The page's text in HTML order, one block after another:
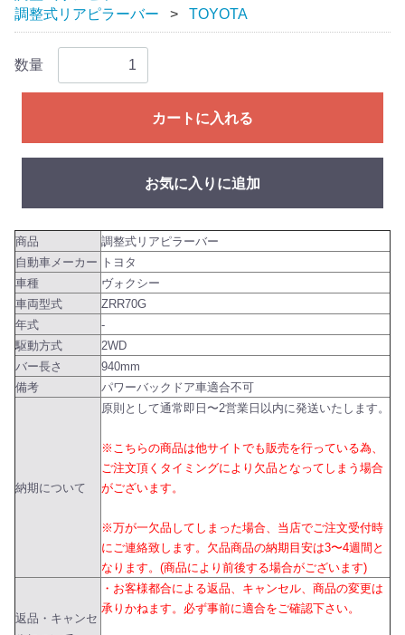
調整式リアピラーバー
TOYOTA
数量
カートに入れる
お気に入りに追加
商品
調整式リアピラーバー
自動車メーカー トヨタ
車種
ヴォクシー
車両型式
ZRR70G
年式
-
駆動方式
2WD
バー長さ
940mm
備考
パワーバックドア車適合不可
納期について
原則として通常即日〜2営業日以内に発送いたします。
※こちらの商品は他サイトでも販売を行っている為、
ご注文頂くタイミングにより欠品となってしまう場合
がございます。
※万が一欠品してしまった場合、当店でご注文受付時
にご連絡致します。欠品商品の納期目安は3〜4週間と
なります。(商品により前後する場合がございます)
返品・キャンセ
・お客様都合による返品、キャンセル、商品の変更は
承りかねます。必ず事前に適合をご確認下さい。